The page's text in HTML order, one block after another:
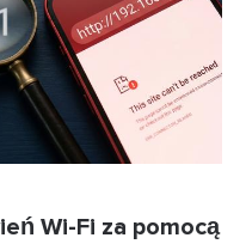
Wi-Fi za pomocą